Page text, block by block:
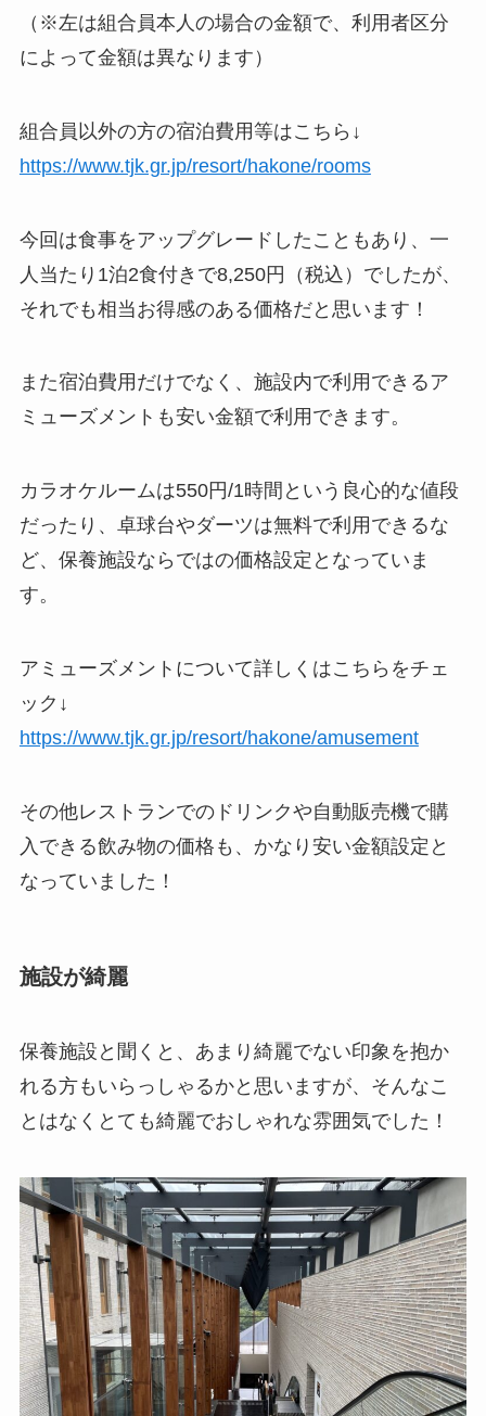
（※左は組合員本人の場合の金額で、利用者区分
によって金額は異なります）
組合員以外の方の宿泊費用等はこちら↓
https://www.tjk.gr.jp/resort/hakone/rooms
今回は食事をアップグレードしたこともあり、一
人当たり1泊2食付きで8,250円（税込）でしたが、
それでも相当お得感のある価格だと思います！
また宿泊費用だけでなく、施設内で利用できるア
ミューズメントも安い金額で利用できます。
カラオケルームは550円/1時間という良心的な値段
だったり、 卓球台やダーツは無料で利用できるな
ど、保養施設ならではの価格設定となっていま
す。
アミューズメントについて詳しくはこちらをチェ
ック↓
https://www.tjk.gr.jp/resort/hakone/amusement
その他レストランでのドリンクや自動販売機で購
入できる飲み物の価格も、かなり安い金額設定と
なっていました！
施設が綺麗
保養施設と聞くと、あまり綺麗でない印象を抱か
れる方もいらっしゃるかと思いますが、そんなこ
とはなくとても綺麗でおしゃれな雰囲気でした！